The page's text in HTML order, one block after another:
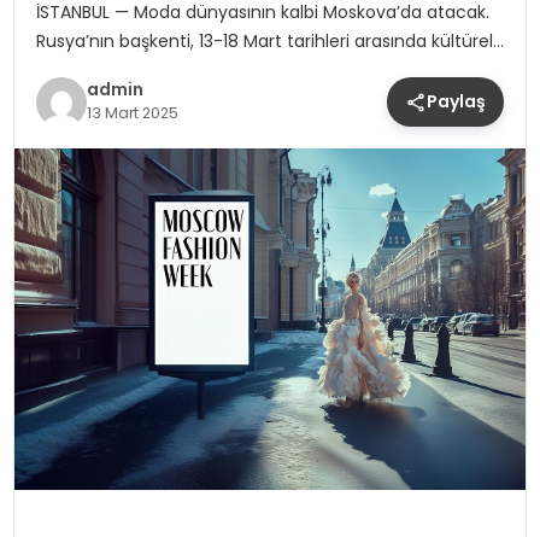
İSTANBUL — Moda dünyasının kalbi Moskova’da atacak.
Rusya’nın başkenti, 13-18 Mart tarihleri arasında kültürel…
admin
13 Mart 2025 Paylaş